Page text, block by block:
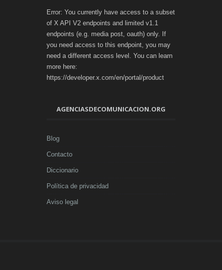
Error: You currently have access to a subset
of X API V2 endpoints and limited v1.1
endpoints (e.g. media post, oauth) only. If
you need access to this endpoint, you may
need a different access level. You can learn
more here:
https://developer.x.com/en/portal/product
AGENCIASDECOMUNICACION.ORG
Blog
Contacto
Diccionario
Política de privacidad
Aviso legal